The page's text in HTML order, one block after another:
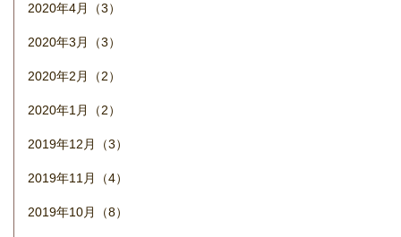
2020年4月（3）
2020年3月（3）
2020年2月（2）
2020年1月（2）
2019年12月（3）
2019年11月（4）
2019年10月（8）